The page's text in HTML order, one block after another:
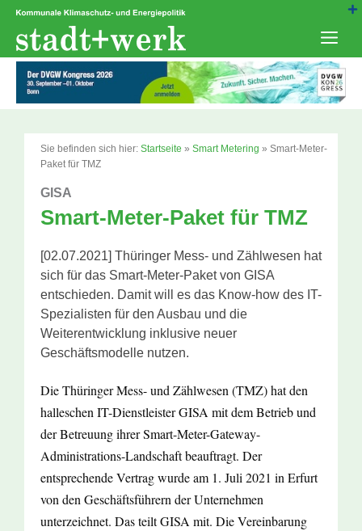
Zum
springen
Sie befinden sich hier: Startseite » Smart Metering » Smart-Meter-
Paket für TMZ
GISA
Smart-Meter-Paket für TMZ
[02.07.2021] Thüringer Mess- und Zählwesen hat
sich für das Smart-Meter-Paket von GISA
entschieden. Damit will es das Know-how des IT-
Spezialisten für den Ausbau und die
Weiterentwicklung inklusive neuer
Geschäftsmodelle nutzen.
Die Thüringer Mess- und Zählwesen (TMZ) hat den
halleschen IT-Dienstleister GISA mit dem Betrieb und
der Betreuung ihrer Smart-Meter-Gateway-
Administrations-Landschaft beauftragt. Der
entsprechende Vertrag wurde am 1. Juli 2021 in Erfurt
von den Geschäftsführern der Unternehmen
unterzeichnet. Das teilt GISA mit. Die Vereinbarung